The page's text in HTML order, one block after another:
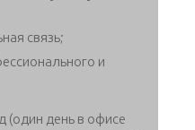
связь;
и
день в офисе